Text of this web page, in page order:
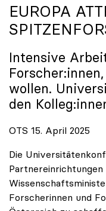
EUROPA
Intensive
wollen.
den
OTS 15. April 2025
Die
Partnereinrichtungen
Forscherinnen und